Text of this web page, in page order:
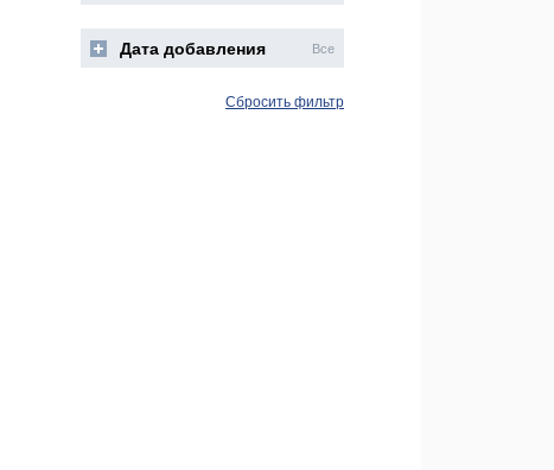
Дата добавления Все
Сбросить фильтр